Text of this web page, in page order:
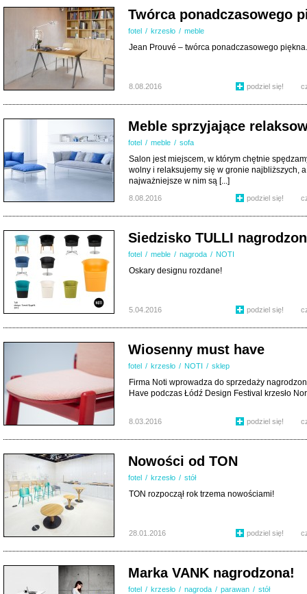
Twórca ponadczasowego
fotel / krzesło / meble
Jean Prouvé – twórca ponadczasowego piękna.
8.08.2016 podziel się!
Meble sprzyjające
fotel / meble / sofa
Salon jest miejscem, w którym chętnie
wolny i relaksujemy się w gronie najbliższych, a
najważniejsze w nim są [...]
8.08.2016 podziel się!
Siedzisko TULLI
fotel / meble / nagroda / NOTI
Oskary designu rozdane!
5.04.2016 podziel się!
Wiosenny must have
fotel / krzesło / NOTI / sklep
Firma Noti wprowadza do sprzedaży
Have podczas Łódź Design Festival krzesło
8.03.2016 podziel się!
Nowości od TON
fotel / krzesło / stół
TON rozpoczął rok trzema nowościami!
28.01.2016 podziel się!
Marka VANK nagrodzona!
fotel / krzesło / nagroda / parawan / stół